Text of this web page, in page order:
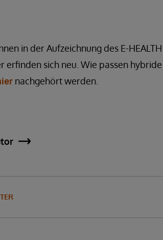
in der Aufzeichnung des E-
erfinden sich neu. Wie passen
nachgehört werden.